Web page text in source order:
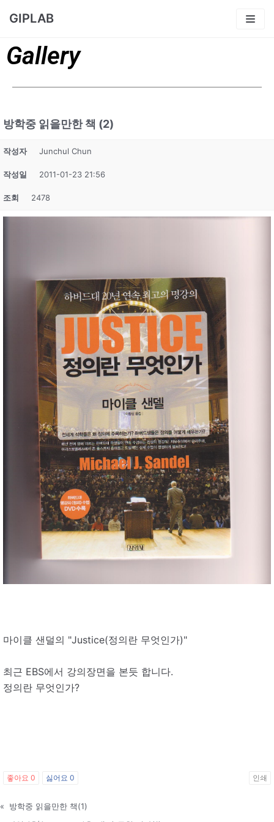
콘
츠
로
기
GIPLAB
Gallery
방학중 읽을만한 책 (2)
작성자 Junchul Chun
작성일 2011-01-23 21:56
조회 2478
마이클 샌덜의 "Justice(정의란 무엇인가)"
최근 EBS에서 강의장면을 본듯 합니다.
정의란 무엇인가?
좋아요 0 싫어요 0 인쇄
«
방학중 읽을만한 책(1)